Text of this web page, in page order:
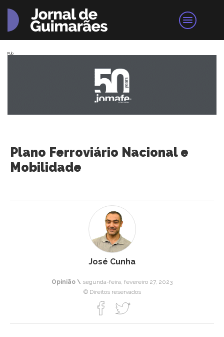
Pub
Plano Ferroviário Nacional e
Mobilidade
José Cunha
Opinião \ segunda-feira, fevereiro 27, 2023
© Direitos reservados